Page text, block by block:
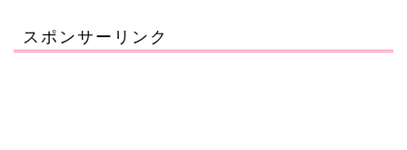
スポンサーリンク